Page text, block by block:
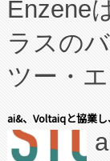
Enzene
ラスの
ツー・
表しま
ai&、Voltaiqと協業